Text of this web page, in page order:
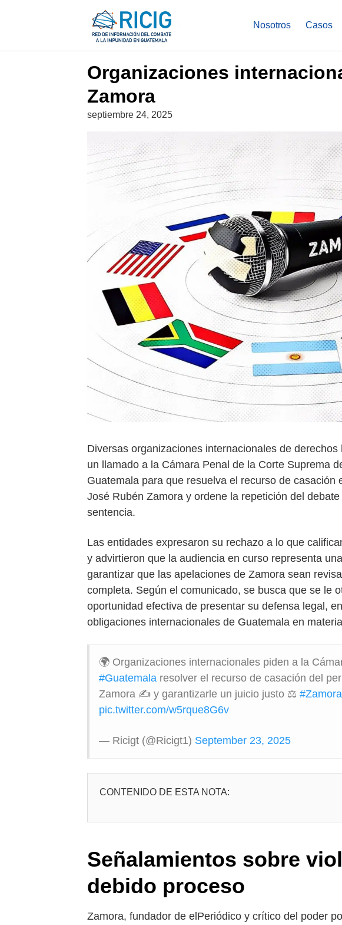
Nosotros Casos
ATAQUES PERIODISTAS
Organizaciones
Zamora
septiembre 24, 2025
Diversas organizaciones internacionales de
un llamado a la Cámara Penal de la Corte Suprema
Guatemala para que resuelva el recurso de casación
José Rubén Zamora y ordene la repetición del
sentencia.
Las entidades expresaron su rechazo a lo que
y advirtieron que la audiencia en curso representa
garantizar que las apelaciones de Zamora sean
completa. Según el comunicado, se busca que se le
oportunidad efectiva de presentar su defensa legal,
obligaciones internacionales de Guatemala en
🌍 Organizaciones internacionales piden a la
#Guatemala resolver el recurso de casación del
Zamora ✍️ y garantizarle un juicio justo ⚖️
pic.twitter.com/w5rque8G6v
— Ricigt (@Ricigt1) September 23, 2025
CONTENIDO DE ESTA NOTA:
Señalamientos sobre
debido proceso
Zamora, fundador de elPeriódico y crítico del poder